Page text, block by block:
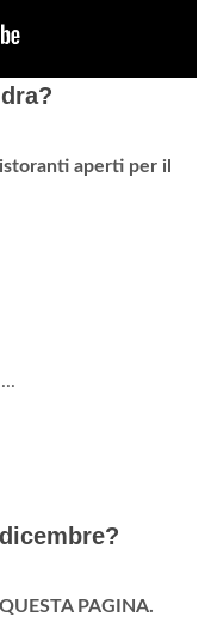
aperti per il
PAGINA.